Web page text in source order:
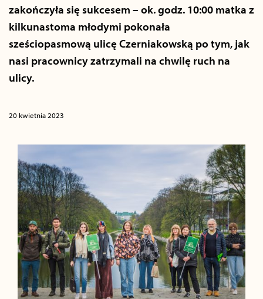
zakończyła się sukcesem – ok. godz. 10:00 matka z
kilkunastoma młodymi pokonała
sześciopasmową ulicę Czerniakowską po tym, jak
nasi pracownicy zatrzymali na chwilę ruch na
ulicy.
20 kwietnia 2023